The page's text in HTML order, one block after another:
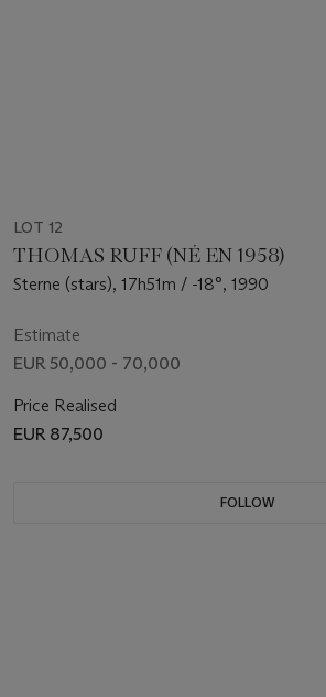
LOT 12
THOMAS RUFF (NÉ EN 1958)
Sterne (stars), 17h51m / -18°, 1990
Estimate
EUR 50,000 - 70,000
Price Realised
EUR 87,500
FOLLOW